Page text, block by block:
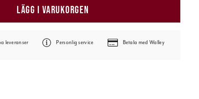
LÄGG I VARUKORGEN
leveranser Personlig service Betala med Walley